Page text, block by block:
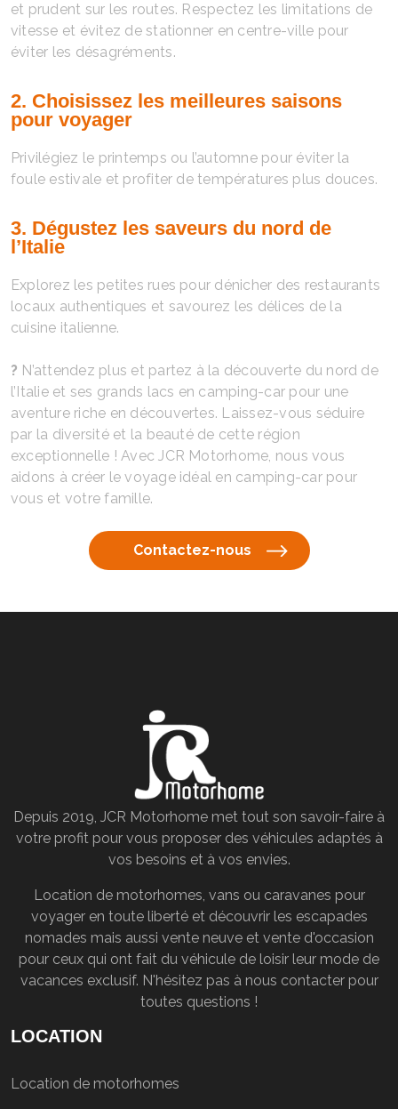
et prudent sur les routes. Respectez les limitations de
vitesse et évitez de stationner en centre-ville pour
éviter les désagréments.
2. Choisissez les meilleures saisons
pour voyager
Privilégiez le printemps ou l’automne pour éviter la
foule estivale et profiter de températures plus douces.
3. Dégustez les saveurs du nord de
l’Italie
Explorez les petites rues pour dénicher des restaurants
locaux authentiques et savourez les délices de la
cuisine italienne.
? N’attendez plus et partez à la découverte du nord de
l’Italie et ses grands lacs en camping-car pour une
aventure riche en découvertes. Laissez-vous séduire
par la diversité et la beauté de cette région
exceptionnelle ! Avec JCR Motorhome, nous vous
aidons à créer le voyage idéal en camping-car pour
vous et votre famille.
Contactez-nous
Depuis 2019, JCR Motorhome met tout son savoir-faire à
votre profit pour vous proposer des véhicules adaptés à
vos besoins et à vos envies.
Location de motorhomes, vans ou caravanes pour
voyager en toute liberté et découvrir les escapades
nomades mais aussi vente neuve et vente d'occasion
pour ceux qui ont fait du véhicule de loisir leur mode de
vacances exclusif. N'hésitez pas à nous contacter pour
toutes questions !
LOCATION
Location de motorhomes